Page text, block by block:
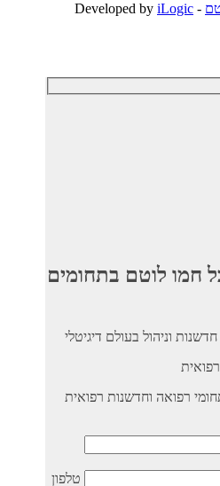
- Developed by
iLogic
חמו לוטם בתחומים
וניהול בעולם דיגיטלי
רפואה וחדשנות רפואית
טלפון